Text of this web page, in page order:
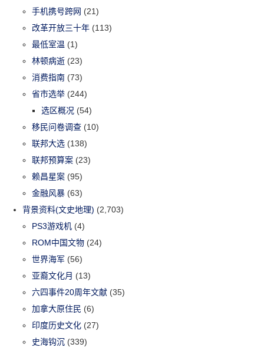
手机携号跨网 (21)
改革开放三十年 (113)
最低室温 (1)
林顿病逝 (23)
消费指南 (73)
省市选举 (244)
选区概况 (54)
移民问卷调查 (10)
联邦大选 (138)
联邦预算案 (23)
赖昌星案 (95)
金融风暴 (63)
背景资料(文史地理) (2,703)
PS3游戏机 (4)
ROM中国文物 (24)
世界海军 (56)
亚裔文化月 (13)
六四事件20周年文献 (35)
加拿大原住民 (6)
印度历史文化 (27)
史海钩沉 (339)